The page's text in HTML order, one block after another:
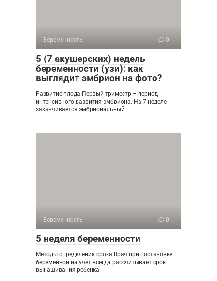
Беременность 0
5 (7 акушерских) недель
беременности (узи): как
выглядит эмбрион на фото?
Развитие плода Первый триместр – период
интенсивного развития эмбриона. На 7 неделе
заканчивается эмбриональный
Беременность 0
5 неделя беременности
Методы определения срока Врач при постановке
беременной на учёт всегда рассчитывает срок
вынашивания ребенка